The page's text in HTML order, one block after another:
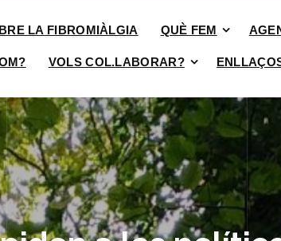
LA FIBROMIÀLGIA QUÈ FEM
VOLS COL.LABORAR?